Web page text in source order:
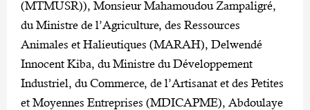
(MTMUSR)), Monsieur Mahamoudou Zampaligré,
du Ministre de l’Agriculture, des Ressources
Animales et Halieutiques (MARAH), Delwendé
Innocent Kiba, du Ministre du Développement
Industriel, du Commerce, de l’Artisanat et des Petites
et Moyennes Entreprises (MDICAPME), Abdoulaye